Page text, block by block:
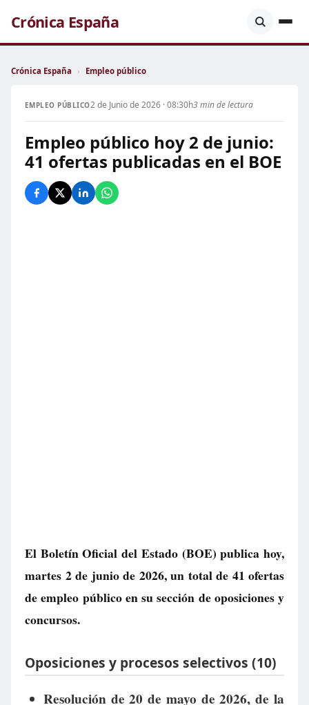
Crónica España
Crónica España › Empleo público
EMPLEO PÚBLICO2 de Junio de 2026 · 08:30h3 min de lectura
Empleo público hoy 2 de junio:
41 ofertas publicadas en el BOE
El Boletín Oficial del Estado (BOE) publica hoy,
martes 2 de junio de 2026, un total de 41 ofertas
de empleo públicoen su sección de oposiciones y
concursos.
Oposiciones y procesos selectivos (10)
Resolución de 20 de mayo de 2026, de la